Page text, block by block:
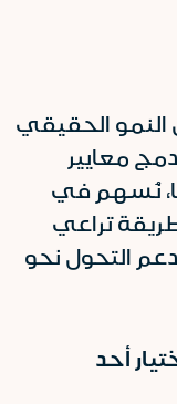
النمو الحقيقي
معايير
نُسهم في
تراعي
التحول نحو
أحد